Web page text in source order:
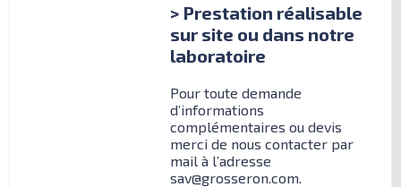
> Prestation réalisable
sur site ou dans notre
laboratoire
Pour toute demande
d’informations
complémentaires ou devis
merci de nous contacter par
mail à l’adresse
sav@grosseron.com.